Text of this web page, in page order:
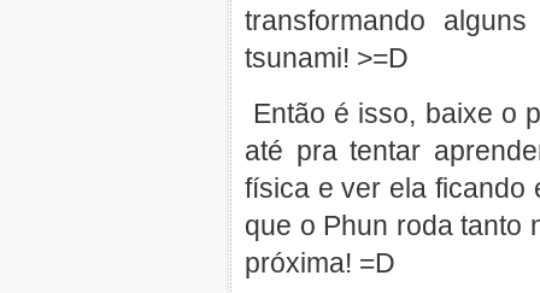
transformando
tsunami! >=D
Então é isso, baixe o
até pra tentar
física e ver ela ficando
que o Phun roda tanto
próxima! =D